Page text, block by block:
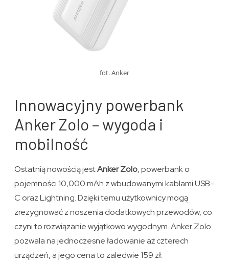
fot. Anker
Innowacyjny powerbank
Anker Zolo – wygoda i
mobilność
Ostatnią nowością jestAnker Zolo, powerbank o
pojemności 10,000 mAh z wbudowanymi kablami USB-
C oraz Lightning. Dzięki temu użytkownicy mogą
zrezygnować z noszenia dodatkowych przewodów, co
czyni to rozwiązanie wyjątkowo wygodnym. Anker Zolo
pozwala na jednoczesne ładowanie aż czterech
urządzeń, a jego cena to zaledwie 159 zł.